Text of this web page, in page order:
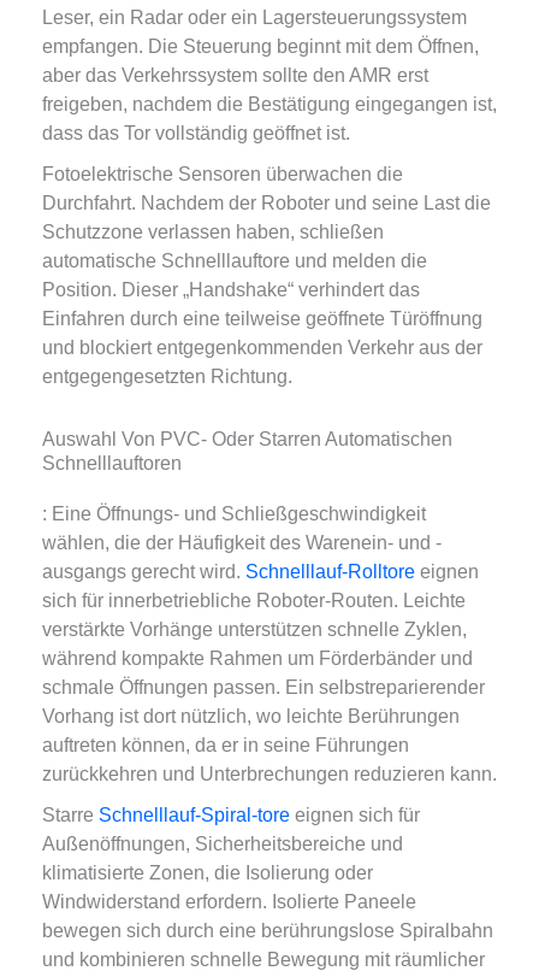
Leser, ein Radar oder ein Lagersteuerungssystem
empfangen. Die Steuerung beginnt mit dem Öffnen,
aber das Verkehrssystem sollte den AMR erst
freigeben, nachdem die Bestätigung eingegangen ist,
dass das Tor vollständig geöffnet ist.
Fotoelektrische Sensoren überwachen die
Durchfahrt. Nachdem der Roboter und seine Last die
Schutzzone verlassen haben, schließen
automatische Schnelllauftore und melden die
Position. Dieser „Handshake“ verhindert das
Einfahren durch eine teilweise geöffnete Türöffnung
und blockiert entgegenkommenden Verkehr aus der
entgegengesetzten Richtung.
Auswahl Von PVC- Oder Starren Automatischen
Schnelllauftoren
: Eine Öffnungs- und Schließgeschwindigkeit
wählen, die der Häufigkeit des Warenein- und -
ausgangs gerecht wird. Schnelllauf-Rolltoreeignen
sich für innerbetriebliche Roboter-Routen. Leichte
verstärkte Vorhänge unterstützen schnelle Zyklen,
während kompakte Rahmen um Förderbänder und
schmale Öffnungen passen. Ein selbstreparierender
Vorhang ist dort nützlich, wo leichte Berührungen
auftreten können, da er in seine Führungen
zurückkehren und Unterbrechungen reduzieren kann.
Starre Schnelllauf-Spiral-toreeignen sich für
Außenöffnungen, Sicherheitsbereiche und
klimatisierte Zonen, die Isolierung oder
Windwiderstand erfordern. Isolierte Paneele
bewegen sich durch eine berührungslose Spiralbahn
und kombinieren schnelle Bewegung mit räumlicher